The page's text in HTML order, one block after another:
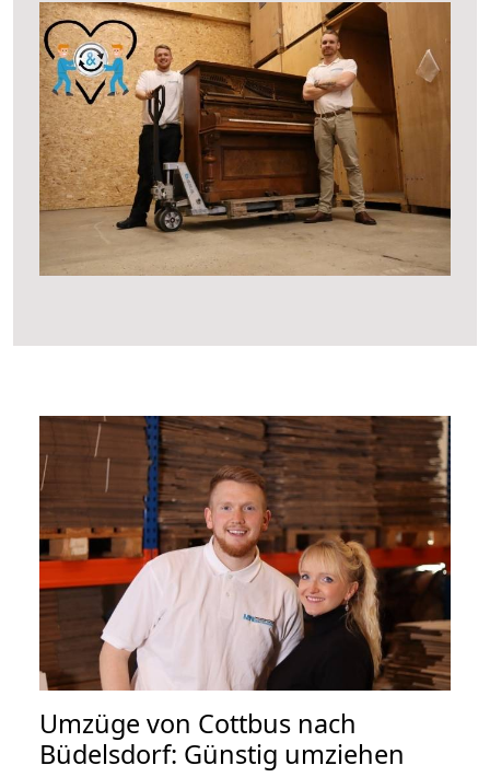
Umzüge von Cottbus nach
Büdelsdorf: Günstig umziehen